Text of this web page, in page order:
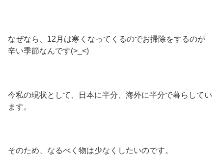
なぜなら、12月は寒くなってくるのでお掃除をするのが
辛い季節なんです(>_<)
今私の現状として、日本に半分、海外に半分で暮らしてい
ます。
そのため、なるべく物は少なくしたいのです。